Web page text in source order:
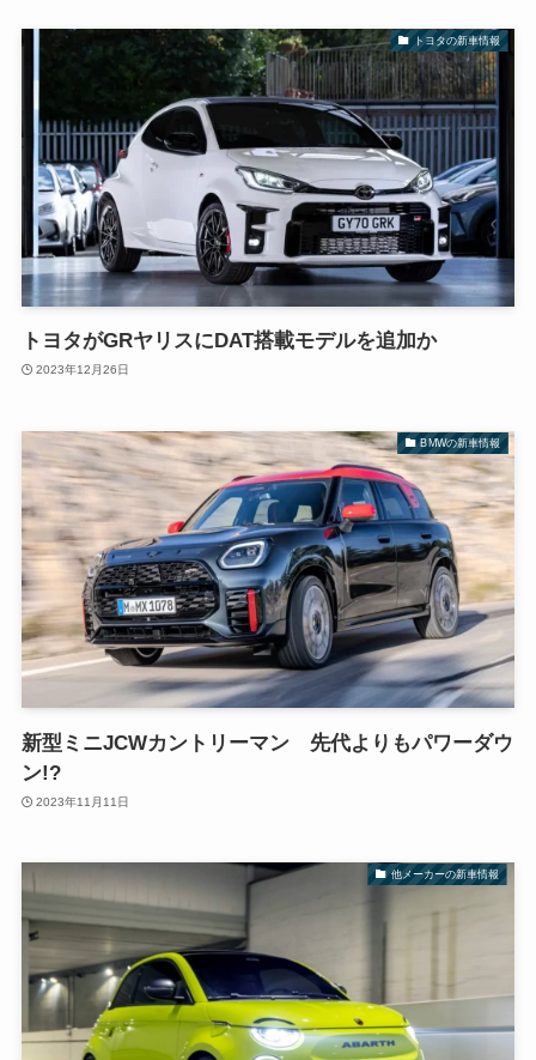
トヨタの新車情報
トヨタがGRヤリスにDAT搭載モデルを追加か
2023年12月26日
BMWの新車情報
新型ミニJCWカントリーマン 先代よりもパワーダウ
ン!?
2023年11月11日
他メーカーの新車情報